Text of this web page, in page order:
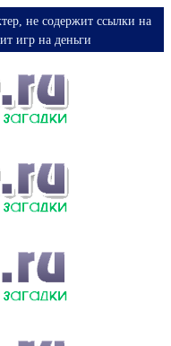
не содержит ссылки на
игр на деньги